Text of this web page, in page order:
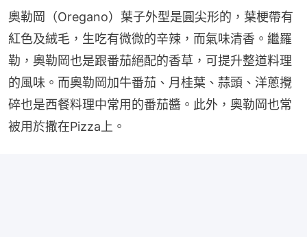
奧勒岡（Oregano）葉子外型是圓尖形的，葉梗帶有
紅色及絨毛，生吃有微微的辛辣，而氣味清香。繼羅
勒，奧勒岡也是跟番茄絕配的香草，可提升整道料理
的風味。而奧勒岡加牛番茄、月桂葉、蒜頭、洋蔥攪
碎也是西餐料理中常用的番茄醬。此外，奧勒岡也常
被用於撒在Pizza上。